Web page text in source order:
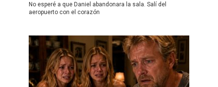
No esperé a que Daniel abandonara la sala. Salí del
aeropuerto con el corazón